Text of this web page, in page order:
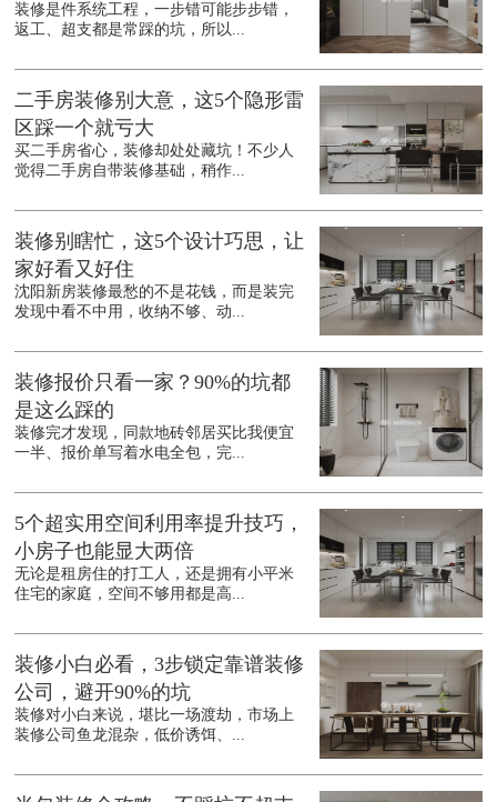
装修是件系统工程，一步错可能步步错，
返工、超支都是常踩的坑，所以...
二手房装修别大意，这5个隐形雷
区踩一个就亏大
买二手房省心，装修却处处藏坑！不少人
觉得二手房自带装修基础，稍作...
装修别瞎忙，这5个设计巧思，让
家好看又好住
沈阳新房装修最愁的不是花钱，而是装完
发现中看不中用，收纳不够、动...
装修报价只看一家？90%的坑都
是这么踩的
装修完才发现，同款地砖邻居买比我便宜
一半、报价单写着水电全包，完...
5个超实用空间利用率提升技巧，
小房子也能显大两倍
无论是租房住的打工人，还是拥有小平米
住宅的家庭，空间不够用都是高...
装修小白必看，3步锁定靠谱装修
公司，避开90%的坑
装修对小白来说，堪比一场渡劫，市场上
装修公司鱼龙混杂，低价诱饵、...